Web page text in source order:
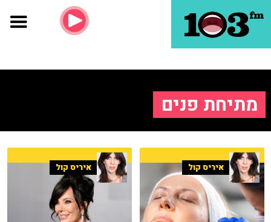
מתיחת פנים
איריס קול איריס קול